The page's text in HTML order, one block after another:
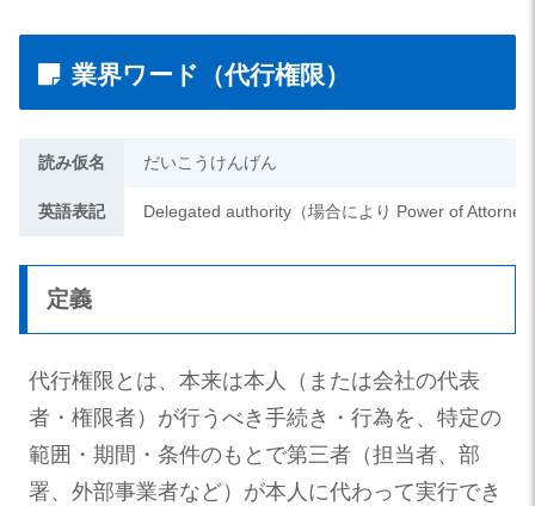
業界ワード（代行権限）
読み仮名 だいこうけんげん
英語表記 Delegated authority（場合により Power of Attorney
定義
代行権限とは、本来は本人（または会社の代表
者・権限者）が行うべき手続き・行為を、特定の
範囲・期間・条件のもとで第三者（担当者、部
署、外部事業者など）が本人に代わって実行でき